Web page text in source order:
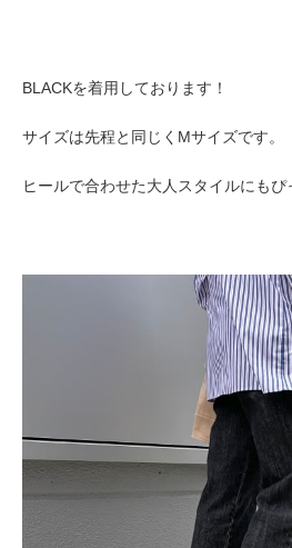
BLACKを着用しております！
サイズは先程と同じくMサイズです。
ヒールで合わせた大人スタイルにも